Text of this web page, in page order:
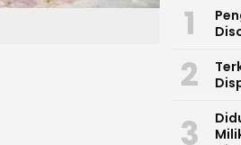
1
2
3